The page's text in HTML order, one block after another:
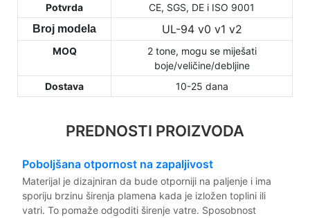
Potvrda
CE, SGS, DE i ISO 9001
Broj modela
UL-94 v0 v1 v2
MOQ
2 tone, mogu se miješati
boje/veličine/debljine
Dostava
10-25 dana
PREDNOSTI PROIZVODA
Poboljšana otpornost na zapaljivost
Materijal je dizajniran da bude otporniji na paljenje i ima
sporiju brzinu širenja plamena kada je izložen toplini ili
vatri. To pomaže odgoditi širenje vatre. Sposobnost